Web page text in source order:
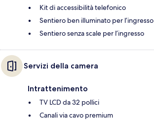
Kit di accessibilità telefonico
Sentiero ben illuminato per l’ingresso
Sentiero senza scale per l’ingresso
Servizi della camera
Intrattenimento
TV LCD da 32 pollici
Canali via cavo premium